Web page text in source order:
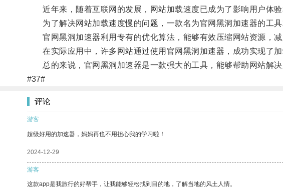
近年来，随着互联网的发展，网站加载速度已成为了影响用户体验
为了解决网站加载速度慢的问题，一款名为官网黑洞加速器的工具
官网黑洞加速器利用专有的优化算法，能够有效压缩网站资源，减
在实际应用中，许多网站通过使用官网黑洞加速器，成功实现了加
总的来说，官网黑洞加速器是一款强大的工具，能够帮助网站解决
#37#
评论
游客
超级好用的加速器，妈妈再也不用担心我的学习啦！
2024-12-29
游客
这款app是我旅行的好帮手，让我能够轻松找到目的地，了解当地的风土人情。